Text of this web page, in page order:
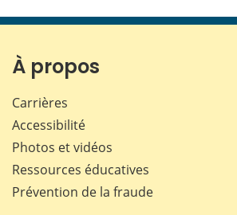
page
À propos
Carrières
Accessibilité
Photos et vidéos
Ressources éducatives
Prévention de la fraude